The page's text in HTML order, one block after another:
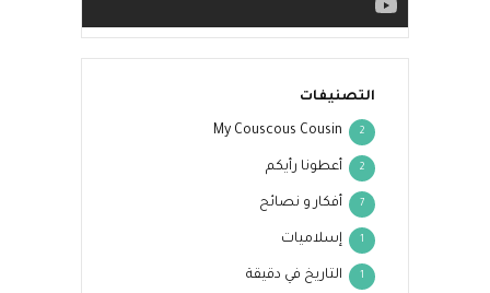
التصنيفات
My Couscous Cousin 2
أعطونا رأيكم 2
أفكار و نصائح 7
إسلاميات 1
التاريخ في دقيقة 1